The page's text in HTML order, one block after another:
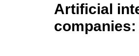
Artificial